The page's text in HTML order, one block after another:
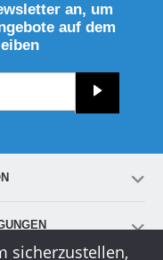
an, um
auf dem
sicherzustellen,